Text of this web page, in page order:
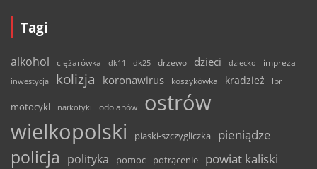
Tagi
alkohol ciężarówka dk11 dk25 drzewo dzieci dziecko
impreza
inwestycja
kolizja koronawirus koszykówka kradzież lpr
motocykl narkotyki odolanów
ostrów
wielkopolski
piaski-szczygliczka pieniądze
policja polityka pomoc potrącenie powiat kaliski